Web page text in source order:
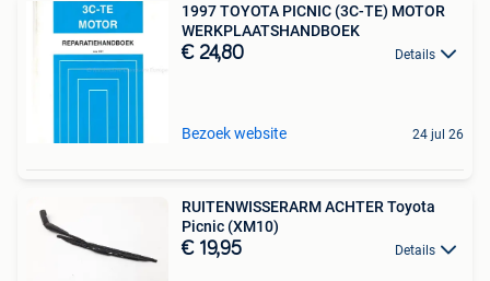
1997 TOYOTA PICNIC (3C-TE) MOTOR
WERKPLAATSHANDBOEK
€ 24,80 Details
Bezoek website 24 jul 26
RUITENWISSERARM ACHTER Toyota
Picnic (XM10)
€ 19,95 Details